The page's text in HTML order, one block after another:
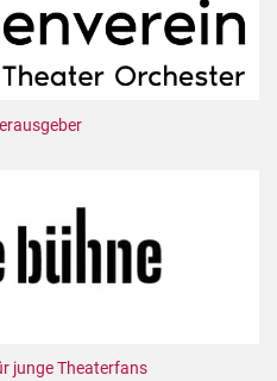
junge Theaterfans